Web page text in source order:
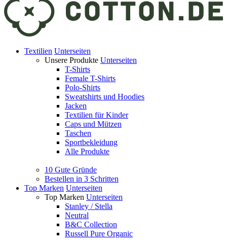
Textilien Unterseiten
Unsere Produkte Unterseiten
T-Shirts
Female T-Shirts
Polo-Shirts
Sweatshirts und Hoodies
Jacken
Textilien für Kinder
Caps und Mützen
Taschen
Sportbekleidung
Alle Produkte
10 Gute Gründe
Bestellen in 3 Schritten
Top Marken Unterseiten
Top Marken Unterseiten
Stanley / Stella
Neutral
B&C Collection
Russell Pure Organic